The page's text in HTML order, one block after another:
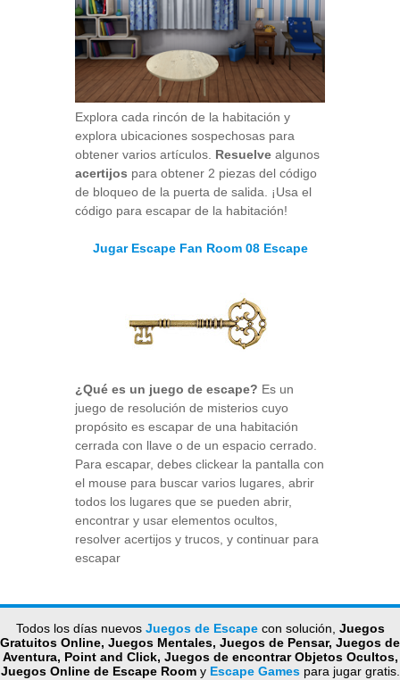
Explora cada rincón de la habitación y
explora ubicaciones sospechosas para
obtener varios artículos. Resuelve algunos
acertijos para obtener 2 piezas del código
de bloqueo de la puerta de salida. ¡Usa el
código para escapar de la habitación!
Jugar Escape Fan Room 08 Escape
¿Qué es un juego de escape? Es un
juego de resolución de misterios cuyo
propósito es escapar de una habitación
cerrada con llave o de un espacio cerrado.
Para escapar, debes clickear la pantalla con
el mouse para buscar varios lugares, abrir
todos los lugares que se pueden abrir,
encontrar y usar elementos ocultos,
resolver acertijos y trucos, y continuar para
escapar
Todos los días nuevos Juegos de Escapecon solución, Juegos
Gratuitos Online, Juegos Mentales, Juegos de Pensar, Juegos de
Aventura, Point and Click, Juegos de encontrar Objetos Ocultos,
Juegos Online de Escape Room y Escape Gamespara jugar gratis.